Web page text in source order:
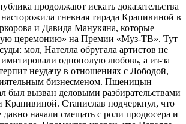
продолжают искать доказательства
гневная тирада Крапивиной в
и Давида Манукяна, которые
церемонию» на Премии «Муз-ТВ». Тут
мол, Нателла обругала артистов не
имитировали однополую любовь, а из-за
неудачу в отношениях с Лободой,
бизнесменом. Пшеницын
был вызван деловыми разбирательствами
Станислав подчеркнул, что
начали смещать с роли продюсера и